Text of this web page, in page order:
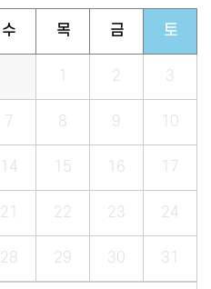
수 목 금 토
1 2 3
7 8 9 10
14 15 16 17
21 22 23 24
28 29 30 31